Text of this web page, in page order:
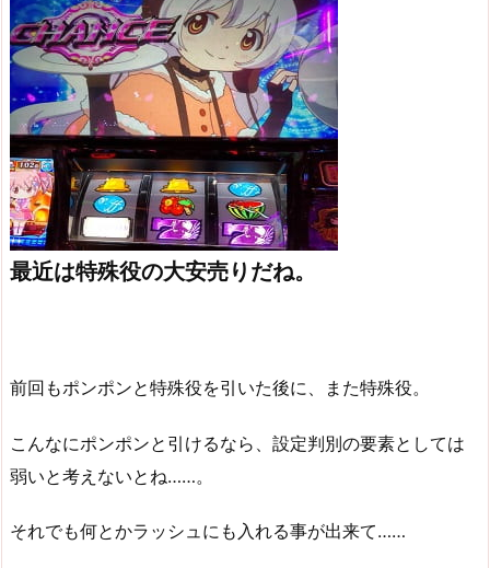
最近は特殊役の大安売りだね。
前回もポンポンと特殊役を引いた後に、また特殊役。
こんなにポンポンと引けるなら、設定判別の要素としては
弱いと考えないとね……。
それでも何とかラッシュにも入れる事が出来て……